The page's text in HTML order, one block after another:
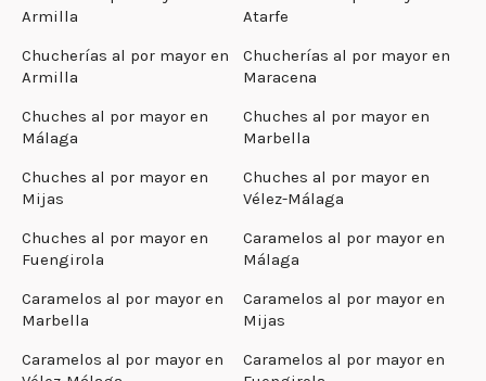
Armilla
Atarfe
Chucherías al por mayor en
Armilla
Chucherías al por mayor en
Maracena
Chuches al por mayor en
Málaga
Chuches al por mayor en
Marbella
Chuches al por mayor en
Mijas
Chuches al por mayor en
Vélez-Málaga
Chuches al por mayor en
Fuengirola
Caramelos al por mayor en
Málaga
Caramelos al por mayor en
Marbella
Caramelos al por mayor en
Mijas
Caramelos al por mayor en
Caramelos al por mayor en